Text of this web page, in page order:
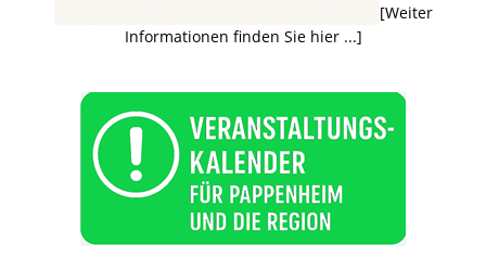
[Weiter
Informationen finden Sie hier ...]